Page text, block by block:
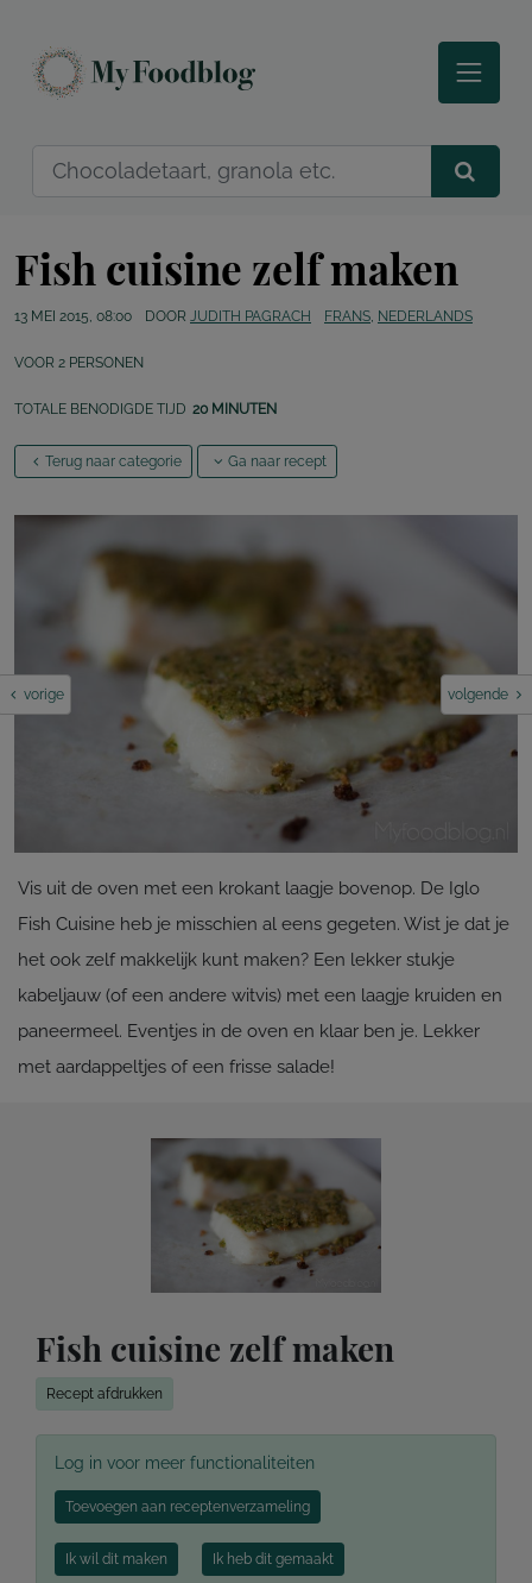
Fish cuisine zelf maken
13 MEI 2015, 08:00 DOOR JUDITH PAGRACH FRANS, NEDERLANDS
VOOR 2 PERSONEN
TOTALE BENODIGDE TIJD 20 MINUTEN
Terug naar categorie Ga naar recept
vorige volgende
Vis uit de oven met een krokant laagje bovenop. De Iglo
Fish Cuisine heb je misschien al eens gegeten. Wist je dat je
het ook zelf makkelijk kunt maken? Een lekker stukje
kabeljauw (of een andere witvis) met een laagje kruiden en
paneermeel. Eventjes in de oven en klaar ben je. Lekker
met aardappeltjes of een frisse salade!
Fish cuisine zelf maken
Recept afdrukken
Log in voor meer functionaliteiten
Toevoegen aan receptenverzameling
Ik wil dit maken Ik heb dit gemaakt